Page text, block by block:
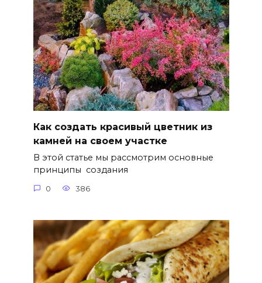
Как создать красивый цветник из
камней на своем участке
В этой статье мы рассмотрим основные
принципы создания
0 386